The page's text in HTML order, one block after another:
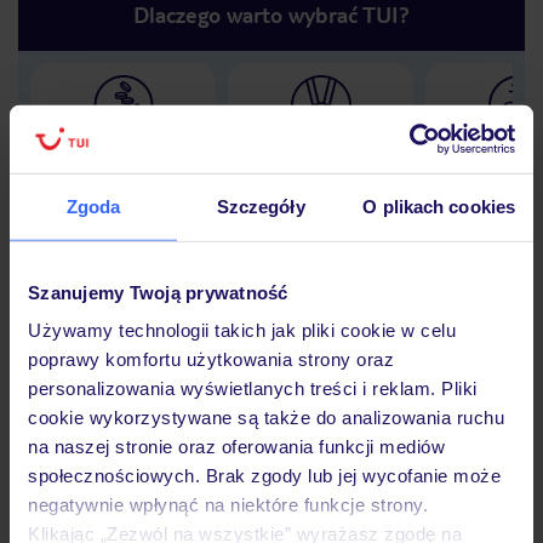
Zgoda Szczegóły O plikach cookies
Szanujemy Twoją prywatność
Używamy technologii takich jak pliki cookie w celu
poprawy komfortu użytkowania strony oraz
personalizowania wyświetlanych treści i reklam. Pliki
cookie wykorzystywane są także do analizowania ruchu
na naszej stronie oraz oferowania funkcji mediów
społecznościowych. Brak zgody lub jej wycofanie może
negatywnie wpłynąć na niektóre funkcje strony.
Klikając „Zezwól na wszystkie” wyrażasz zgodę na
Dlaczego warto wybrać TUI?
Lider niskich cen 30 lat w
Hotel
Opinie
Pokoje